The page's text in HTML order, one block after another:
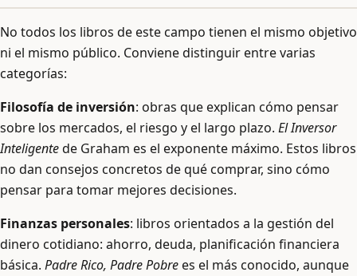
No todos los libros de este campo tienen el mismo objetivo
ni el mismo público. Conviene distinguir entre varias
categorías:
Filosofía de inversión: obras que explican cómo pensar
sobre los mercados, el riesgo y el largo plazo. El Inversor
Inteligentede Graham es el exponente máximo. Estos libros
no dan consejos concretos de qué comprar, sino cómo
pensar para tomar mejores decisiones.
Finanzas personales: libros orientados a la gestión del
dinero cotidiano: ahorro, deuda, planificación financiera
básica. Padre Rico, Padre Pobrees el más conocido, aunque